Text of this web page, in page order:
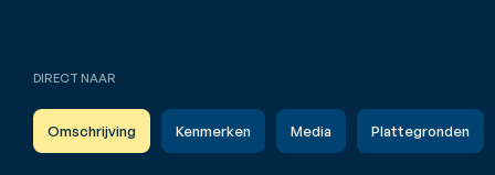
DIRECT NAAR
Omschrijving Kenmerken Media Plattegronden